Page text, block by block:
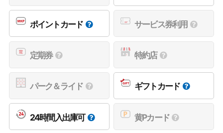
ポイントカード サービス券利用
定期券 特約店
パーク＆ライド ギフトカード
24時間入出庫可 黄Pカード